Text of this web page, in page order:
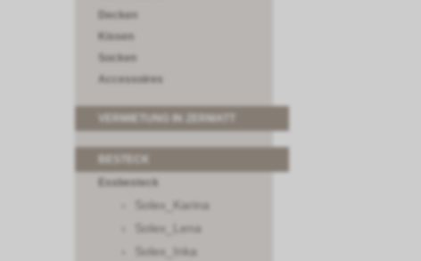
Decken
Kissen
Socken
Accessoires
VERMIETUNG IN ZERMATT
Essbesteck
Solex_Karina
Solex_Lena
Solex_Inka